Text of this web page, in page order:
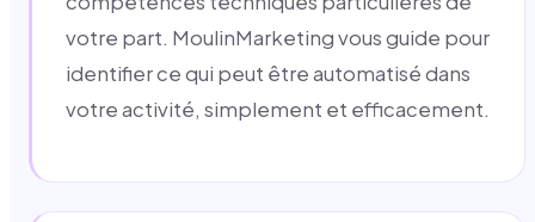
votre part. MoulinMarketing vous guide pour
identifier ce qui peut être automatisé dans
votre activité, simplement et efficacement.